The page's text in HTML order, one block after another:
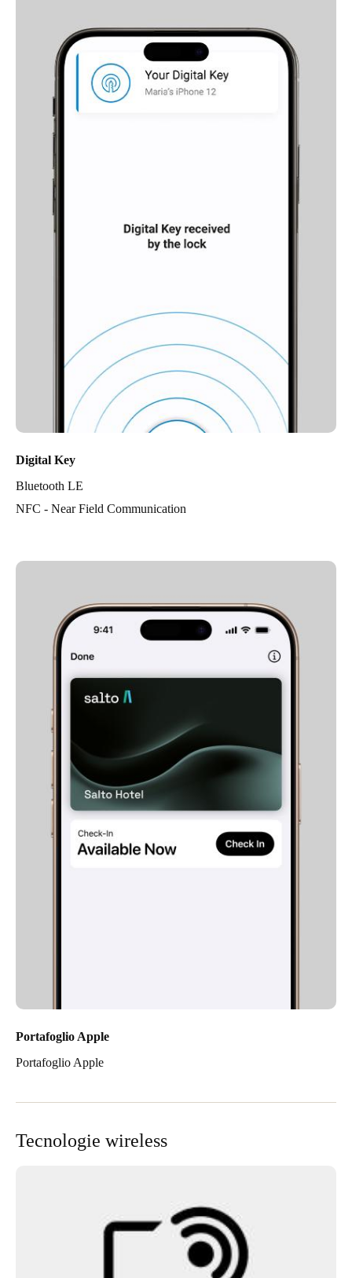
Digital Key
Bluetooth LE
NFC - Near Field Communication
Portafoglio Apple
Portafoglio Apple
Tecnologie wireless